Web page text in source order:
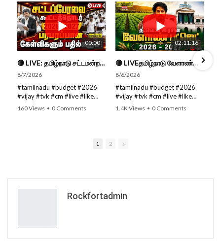
00:00
🔴 LIVE: தமிழ்நாடு சட்டமன்றப் பேரவை கூட்டத்தொடர் - நிதிநிலை அறிக்கை மீது விவாதம் #live #budget #video
8/7/2026
#tamilnadu #budget #2026
#vijay #tvk #cm #live #like
#viral #nowtrending #video
ROCKFORT TIMES for NEW
the Subscribe button! Stay
160 Views • 0 Comments
02:11:16
🔴 LIVEதமிழ்நாடு வேளாண்மை நிதிநிலை அறிக்கை - 2026-27 |TN Agriculture Budget #live #budget #video #cm
8/6/2026
#tamilnadu #budget #2026
#vijay #tvk #cm #live #like
#viral #nowtrending #video
the Subscribe button! Stay
1.4K Views • 0 Comments
1 2
Rockfortadmin